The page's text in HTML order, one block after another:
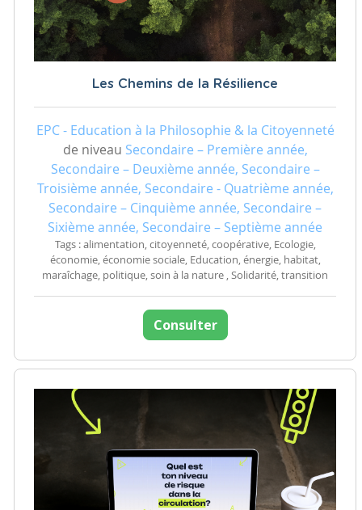
Les Chemins de la Résilience
EPC - Education à la Philosophie & la Citoyenneté
de niveau Secondaire – Première année,
Secondaire – Deuxième année, Secondaire –
Troisième année, Secondaire - Quatrième année,
Secondaire – Cinquième année, Secondaire –
Sixième année, Secondaire – Septième année
Tags : alimentation, citoyenneté, coopérative, Ecologie,
économie, économie sociale, Education, énergie, habitat,
maraîchage, politique, soin à la nature , Solidarité, transition
Consulter